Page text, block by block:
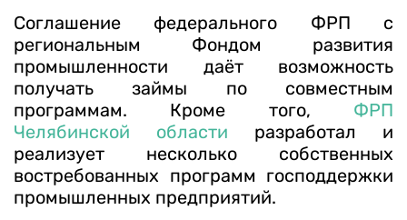
Соглашение федерального ФРП с
региональным Фондом развития
промышленности даёт возможность
получать займы по совместным
программам. Кроме того, ФРП
Челябинской области разработал и
реализует несколько собственных
востребованных программ господдержки
промышленных предприятий.